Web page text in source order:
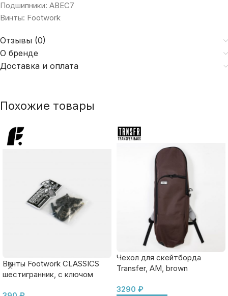
Подшипники: АВЕС7
Винты: Fооtwоrk
Отзывы (0)
О бренде
Доставка и оплата
Похожие товары
Винты Footwork CLASSICS
шестигранник, с ключом
Чехол для скейтборда
Transfer, AM, brown
3290 ₽